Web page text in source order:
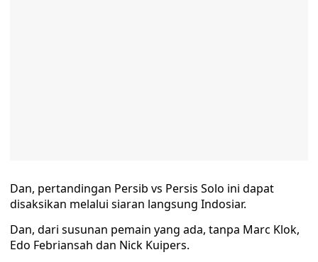
Dan, pertandingan Persib vs Persis Solo ini dapat
disaksikan melalui siaran langsung Indosiar.
Dan, dari susunan pemain yang ada, tanpa Marc Klok,
Edo Febriansah dan Nick Kuipers.